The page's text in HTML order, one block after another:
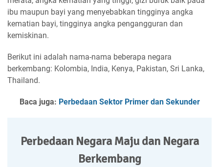
ibu maupun bayi yang menyebabkan tingginya angka
kematian bayi, tingginya angka pengangguran dan
kemiskinan.
Berikut ini adalah nama-nama beberapa negara
berkembang: Kolombia, India, Kenya, Pakistan, Sri Lanka,
Thailand.
Baca juga: Perbedaan Sektor Primer dan Sekunder
Perbedaan Negara Maju dan Negara
Berkembang